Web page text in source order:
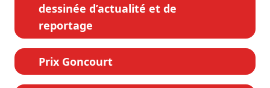
dessinée d’actualité et de
reportage
Prix Goncourt